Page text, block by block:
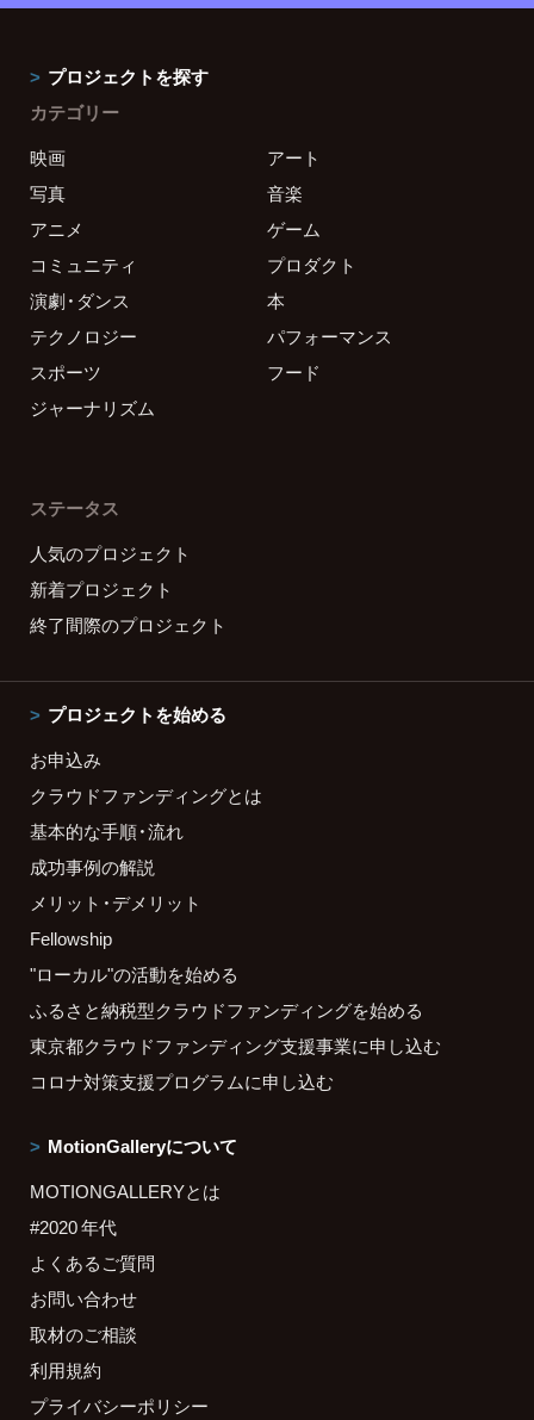
プロジェクトを探す
カテゴリー
映画
アート
写真
音楽
アニメ
ゲーム
コミュニティ
プロダクト
演劇・ダンス
本
テクノロジー
パフォーマンス
スポーツ
フード
ジャーナリズム
ステータス
人気のプロジェクト
新着プロジェクト
終了間際のプロジェクト
プロジェクトを始める
お申込み
クラウドファンディングとは
基本的な手順・流れ
成功事例の解説
メリット・デメリット
Fellowship
"ローカル"の活動を始める
ふるさと納税型クラウドファンディングを始める
東京都クラウドファンディング支援事業に申し込む
コロナ対策支援プログラムに申し込む
MotionGalleryについて
MOTIONGALLERYとは
#2020 年代
よくあるご質問
お問い合わせ
取材のご相談
利用規約
プライバシーポリシー